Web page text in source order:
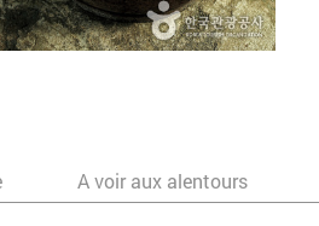
A voir aux alentours